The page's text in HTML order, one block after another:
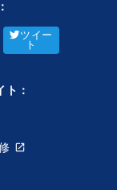
ツイー
ト
ト：